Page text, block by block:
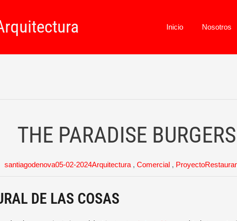
Inicio Nosotros
THE PARADISE BURGERS
santiagodenova05-02-2024Arquitectura , Comercial , Proyecto
DE LAS COSAS